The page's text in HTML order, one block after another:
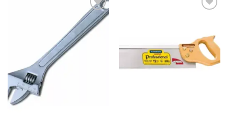
Añadir
Añadir
a la
lista de
deseos